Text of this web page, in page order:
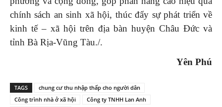
chính sách an sinh xã hội, thúc đẩy sự phát triển về
kinh tế – xã hội trên địa bàn huyện Châu Đức và
tỉnh Bà Rịa-Vũng Tàu./.
Yên Phú
TAGS
chung cư thu nhập thấp cho người dân
Công trình nhà ở xã hội
Công ty TNHH Lan Anh